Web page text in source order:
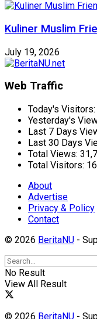
Kuliner Muslim
July 19, 2026
Web Traffic
Today's Visitors:
Yesterday's
Last 7 Days
Last 30 Days
Total Views:
Total Visitors:
About
Advertise
Privacy & Policy
Contact
© 2026 BeritaNU -
No Result
View All Result
© 2026 BeritaNU -